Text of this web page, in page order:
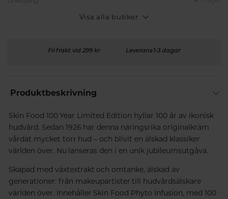
Visa alla butiker
Fri frakt vid 299 kr Leverans 1-3 dagar
Produktbeskrivning
Skin Food 100 Year Limited Edition hyllar 100 år av ikonisk
hudvård. Sedan 1926 har denna näringsrika originalkräm
vårdat mycket torr hud – och blivit en älskad klassiker
världen över. Nu lanseras den i en unik jubileumsutgåva.
Skapad med växtextrakt och omtanke, älskad av
generationer: från makeupartister till hudvårdsälskare
världen över. Innehåller Skin Food Phyto Infusion, med 100